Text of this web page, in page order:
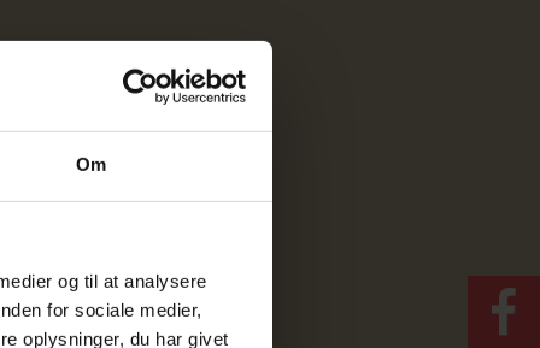
Om
og til at analysere
for sociale medier,
oplysninger, du har givet